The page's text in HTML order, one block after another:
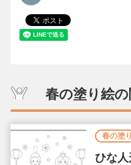
春の塗り絵
春の塗
ひな